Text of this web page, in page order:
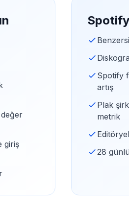
giriş
Spotify
artış
Plak
metrik
28